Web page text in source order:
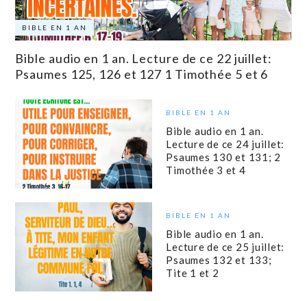
BIBLE EN 1 AN
Bible audio en 1 an. Lecture de ce 22 juillet:
Psaumes 125, 126 et 127 1 Timothée 5 et 6
BIBLE EN 1 AN
Bible audio en 1 an.
Lecture de ce 24 juillet:
Psaumes 130 et 131; 2
Timothée 3 et 4
BIBLE EN 1 AN
Bible audio en 1 an.
Lecture de ce 25 juillet:
Psaumes 132 et 133;
Tite 1 et 2